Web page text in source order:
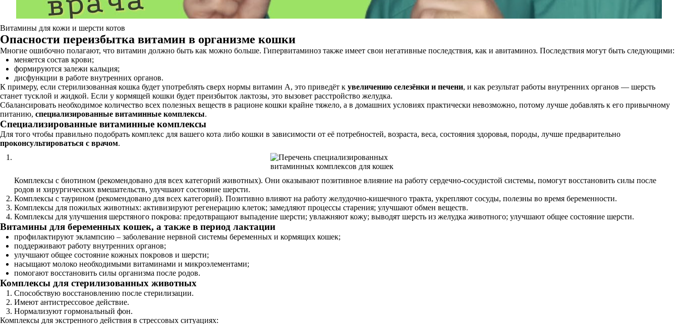
Витамины для кожи и шерсти котов
Опасности переизбытка витамин в организме кошки
Многие ошибочно полагают, что витамин должно быть как можно больше. Гипервитаминоз также имеет свои негативные последствия, как и авитаминоз. Последствия могут быть следующими:
меняется состав крови;
формируются залежи кальция;
дисфункции в работе внутренних органов.
К примеру, если стерилизованная кошка будет употреблять сверх нормы витамин А, это приведёт к увеличению селезёнки и печени, и как результат работы внутренних органов — шерсть
станет тусклой и жидкой. Если у кормящей кошки будет преизбыток лактозы, это вызовет расстройство желудка.
Сбалансировать необходимое количество всех полезных веществ в рационе кошки крайне тяжело, а в домашних условиях практически невозможно, потому лучше добавлять к его привычному
питанию, специализированные витаминные комплексы.
Специализированные витаминные комплексы
Для того чтобы правильно подобрать комплекс для вашего кота либо кошки в зависимости от её потребностей, возраста, веса, состояния здоровья, породы, лучше предварительно
проконсультироваться с врачом.
Комплексы с биотином (рекомендовано для всех категорий животных). Они оказывают позитивное влияние на работу сердечно-сосудистой системы, помогут восстановить силы после
родов и хирургических вмешательств, улучшают состояние шерсти.
Комплексы с таурином (рекомендовано для всех категорий). Позитивно влияют на работу желудочно-кишечного тракта, укрепляют сосуды, полезны во время беременности.
Комплексы для пожилых животных: активизируют регенерацию клеток; замедляют процессы старения; улучшают обмен веществ.
Комплексы для улучшения шерстяного покрова: предотвращают выпадение шерсти; увлажняют кожу; выводят шерсть из желудка животного; улучшают общее состояние шерсти.
Витамины для беременных кошек, а также в период лактации
профилактируют эклампсию – заболевание нервной системы беременных и кормящих кошек;
поддерживают работу внутренних органов;
улучшают общее состояние кожных покровов и шерсти;
насыщают молоко необходимыми витаминами и микроэлементами;
помогают восстановить силы организма после родов.
Комплексы для стерилизованных животных
Способствую восстановлению после стерилизации.
Имеют антистрессовое действие.
Нормализуют гормональный фон.
Комплексы для экстренного действия в стрессовых ситуациях: